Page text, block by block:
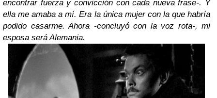
encontrar fuerza y convicción con cada nueva frase-. Y
ella me amaba a mí. Era la única mujer con la que habría
podido casarme. Ahora -concluyó con la voz rota-, mi
esposa será Alemania.